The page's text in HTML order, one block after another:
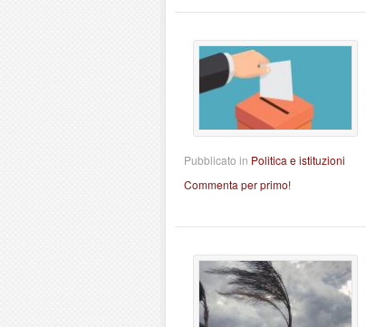
Pubblicato in Politica e istituzioni
Commenta per primo!